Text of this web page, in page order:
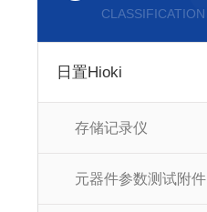
CLASSIFICATION
日置Hioki
存储记录仪
元器件参数测试附件